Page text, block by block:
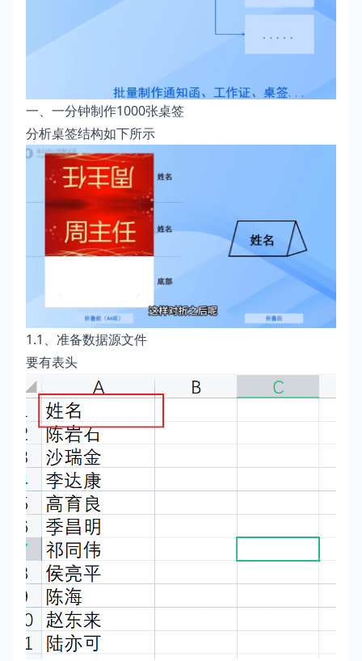
一、一分钟制作1000张桌签
分析桌签结构如下所示
1.1、准备数据源文件
要有表头